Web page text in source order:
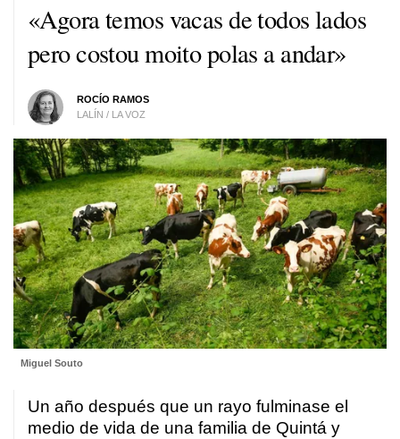
«Agora temos vacas de todos lados
pero costou moito polas a andar»
ROCÍO RAMOS
LALÍN / LA VOZ
Miguel Souto
Un año después que un rayo fulminase el
medio de vida de una familia de Quintá y